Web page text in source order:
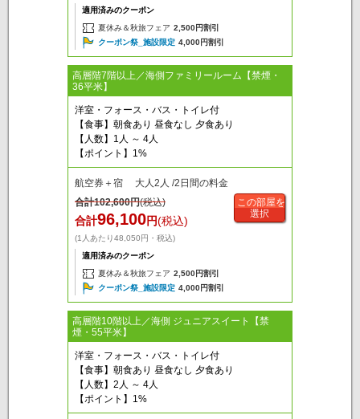
適用済みのクーポン
夏休み＆秋旅フェア 2,500円割引
クーポン祭_施設限定 4,000円割引
高層階7階以上／海側ファミリールーム【禁煙・
36平米】
洋室・フォース・バス・トイレ付
【食事】朝食あり 昼食なし 夕食あり
【人数】1人 ～ 4人
【ポイント】1%
航空券＋宿 大人2人 /2日間の料金
合計102,600円(税込)
合計96,100円(税込)
(1人あたり48,050円・税込)
適用済みのクーポン
夏休み＆秋旅フェア 2,500円割引
クーポン祭_施設限定 4,000円割引
この部屋を
選択
高層階10階以上／海側 ジュニアスイート【禁
煙・55平米】
洋室・フォース・バス・トイレ付
【食事】朝食あり 昼食なし 夕食あり
【人数】2人 ～ 4人
【ポイント】1%